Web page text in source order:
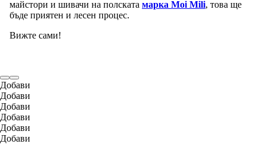
майстори и шивачи на полската марка Moi Mili, това ще
бъде приятен и лесен процес.
Вижте сами!
Добави
Добави
Добави
Добави
Добави
Добави